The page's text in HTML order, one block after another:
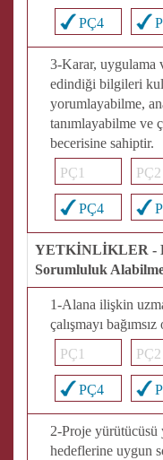
PÇ4
3-Karar, uygulama
edindiği bilgileri
yorumlayabilme,
tanımlayabilme ve
becerisine sahiptir.
PÇ1
PÇ2
PÇ4
YETKİNLİKLER -
Sorumluluk
1-Alana ilişkin
çalışmayı
PÇ1
PÇ2
PÇ4
2-Proje yürütücüsü
hedeflerine uygun